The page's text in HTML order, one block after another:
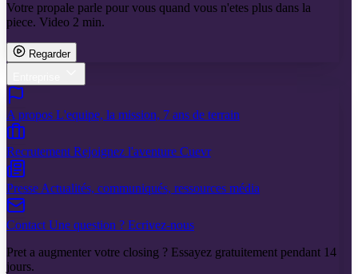
Votre propale parle pour vous quand vous n'etes plus dans la
piece. Video 2 min.
Regarder
A propos L'equipe, la mission, 7 ans de terrain
Recrutement Rejoignez l'aventure Cuevr
Presse Actualités, communiqués, ressources média
Contact Une question ? Ecrivez-nous
Pret a augmenter votre closing ? Essayez gratuitement pendant 14
jours.